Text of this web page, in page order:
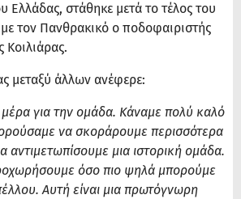
Ελλάδας, στάθηκε μετά το τέλος του
τον Πανθρακικό ο ποδοφαιριστής
Κοιλιάρας.
μεταξύ άλλων ανέφερε:
μέρα για την ομάδα. Κάναμε πολύ καλό
να σκοράρουμε περισσότερα
αντιμετωπίσουμε μια ιστορική ομάδα.
όσο πιο ψηλά μπορούμε
Αυτή είναι μια πρωτόγνωρη